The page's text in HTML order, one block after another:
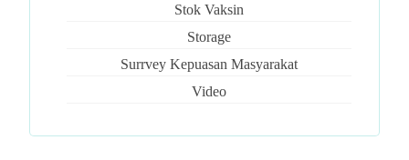
Stok Vaksin
Storage
Surrvey Kepuasan Masyarakat
Video